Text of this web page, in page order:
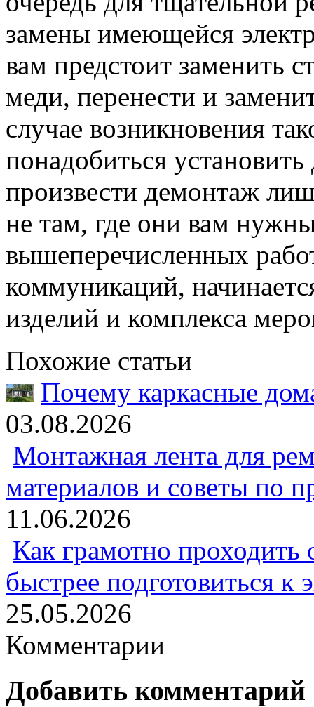
замены имеющейся
вам предстоит заменить
меди, перенести и
случае возникновения
понадобиться
произвести демонтаж
не там, где они вам
вышеперечисленных
коммуникаций,
изделий и комплекса
Похожие статьи
Почему каркасные
03.08.2026
Монтажная лента для
материалов и советы по
11.06.2026
Как грамотно проходить
быстрее подготовиться к
25.05.2026
Комментарии
Добавить комментарий